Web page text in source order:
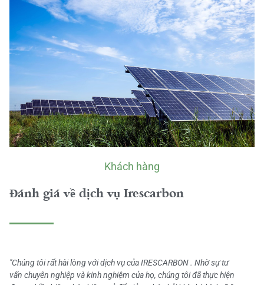
Khách hàng
Đánh giá về dịch vụ Irescarbon
"Chúng tôi rất hài lòng với dịch vụ của IRESCARBON . Nhờ sự tư
vấn chuyên nghiệp và kinh nghiệm của họ, chúng tôi đã thực hiện